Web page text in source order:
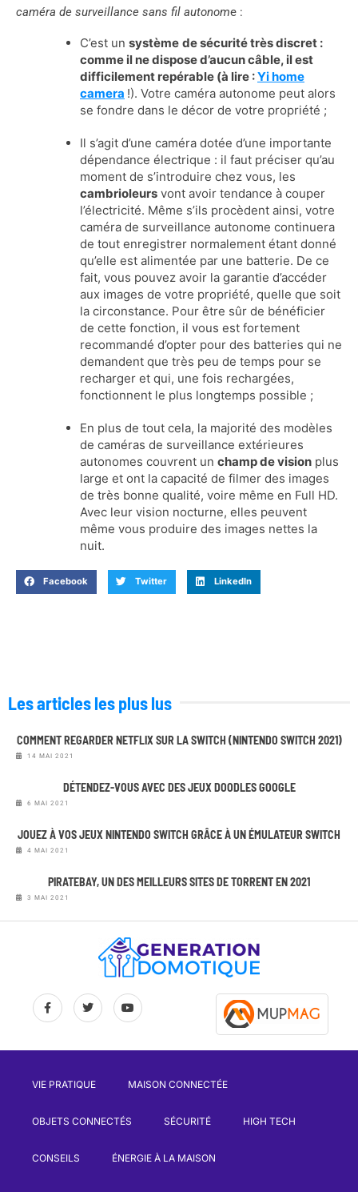
caméra de surveillance sans fil autonome :
C’est un système de sécurité très discret :
comme il ne dispose d’aucun câble, il est
difficilement repérable (à lire :Yi home
camera !). Votre caméra autonome peut alors
se fondre dans le décor de votre propriété ;
Il s’agit d’une caméra dotée d’une importante
dépendance électrique : il faut préciser qu’au
moment de s’introduire chez vous, les
cambrioleurs vont avoir tendance à couper
l’électricité. Même s’ils procèdent ainsi, votre
caméra de surveillance autonome continuera
de tout enregistrer normalement étant donné
qu’elle est alimentée par une batterie. De ce
fait, vous pouvez avoir la garantie d’accéder
aux images de votre propriété, quelle que soit
la circonstance. Pour être sûr de bénéficier
de cette fonction, il vous est fortement
recommandé d’opter pour des batteries qui ne
demandent que très peu de temps pour se
recharger et qui, une fois rechargées,
fonctionnent le plus longtemps possible ;
En plus de tout cela, la majorité des modèles
de caméras de surveillance extérieures
autonomes couvrent un champ de vision plus
large et ont la capacité de filmer des images
de très bonne qualité, voire même en Full HD.
Avec leur vision nocturne, elles peuvent
même vous produire des images nettes la
nuit.
Facebook Twitter LinkedIn
Les articles les plus lus
COMMENT REGARDER NETFLIX SUR LA SWITCH (NINTENDO SWITCH 2021)
14 MAI 2021
DÉTENDEZ-VOUS AVEC DES JEUX DOODLES GOOGLE
6 MAI 2021
JOUEZ À VOS JEUX NINTENDO SWITCH GRÂCE À UN ÉMULATEUR SWITCH
4 MAI 2021
PIRATEBAY, UN DES MEILLEURS SITES DE TORRENT EN 2021
3 MAI 2021
VIE PRATIQUE MAISON CONNECTÉE
OBJETS CONNECTÉS SÉCURITÉ HIGH TECH
CONSEILS ÉNERGIE À LA MAISON